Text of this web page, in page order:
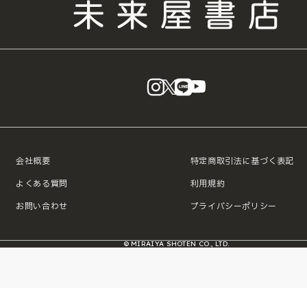
instagram
X LINE
会社概要
よくある質問
お問い合わせ
特定商取引法に基づく表記
利用規約
プライバシーポリシー
© MIRAIYA SHOTEN CO., LTD.